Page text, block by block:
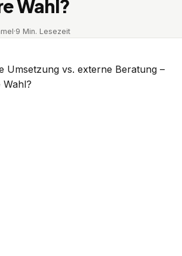
Wahl?
·9 Min. Lesezeit